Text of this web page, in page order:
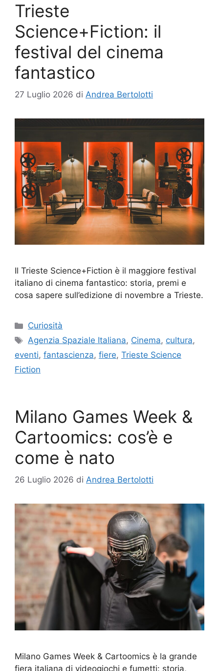
Trieste
Science+Fiction: il
festival del cinema
fantastico
27 Luglio 2026 di Andrea Bertolotti
Il Trieste Science+Fiction è il maggiore festival
italiano di cinema fantastico: storia, premi e
cosa sapere sull’edizione di novembre a Trieste.
Categorie
Curiosità
Tag
Agenzia Spaziale Italiana, Cinema, cultura,
eventi, fantascienza, fiere, Trieste Science
Fiction
Milano Games Week &
Cartoomics: cos’è e
come è nato
26 Luglio 2026 di Andrea Bertolotti
Milano Games Week & Cartoomics è la grande
fiera italiana di videogiochi e fumetti: storia,